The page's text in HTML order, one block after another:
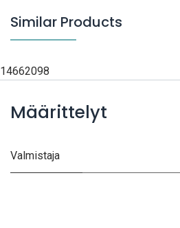
Similar Products
14662098
Määrittelyt
Valmistaja